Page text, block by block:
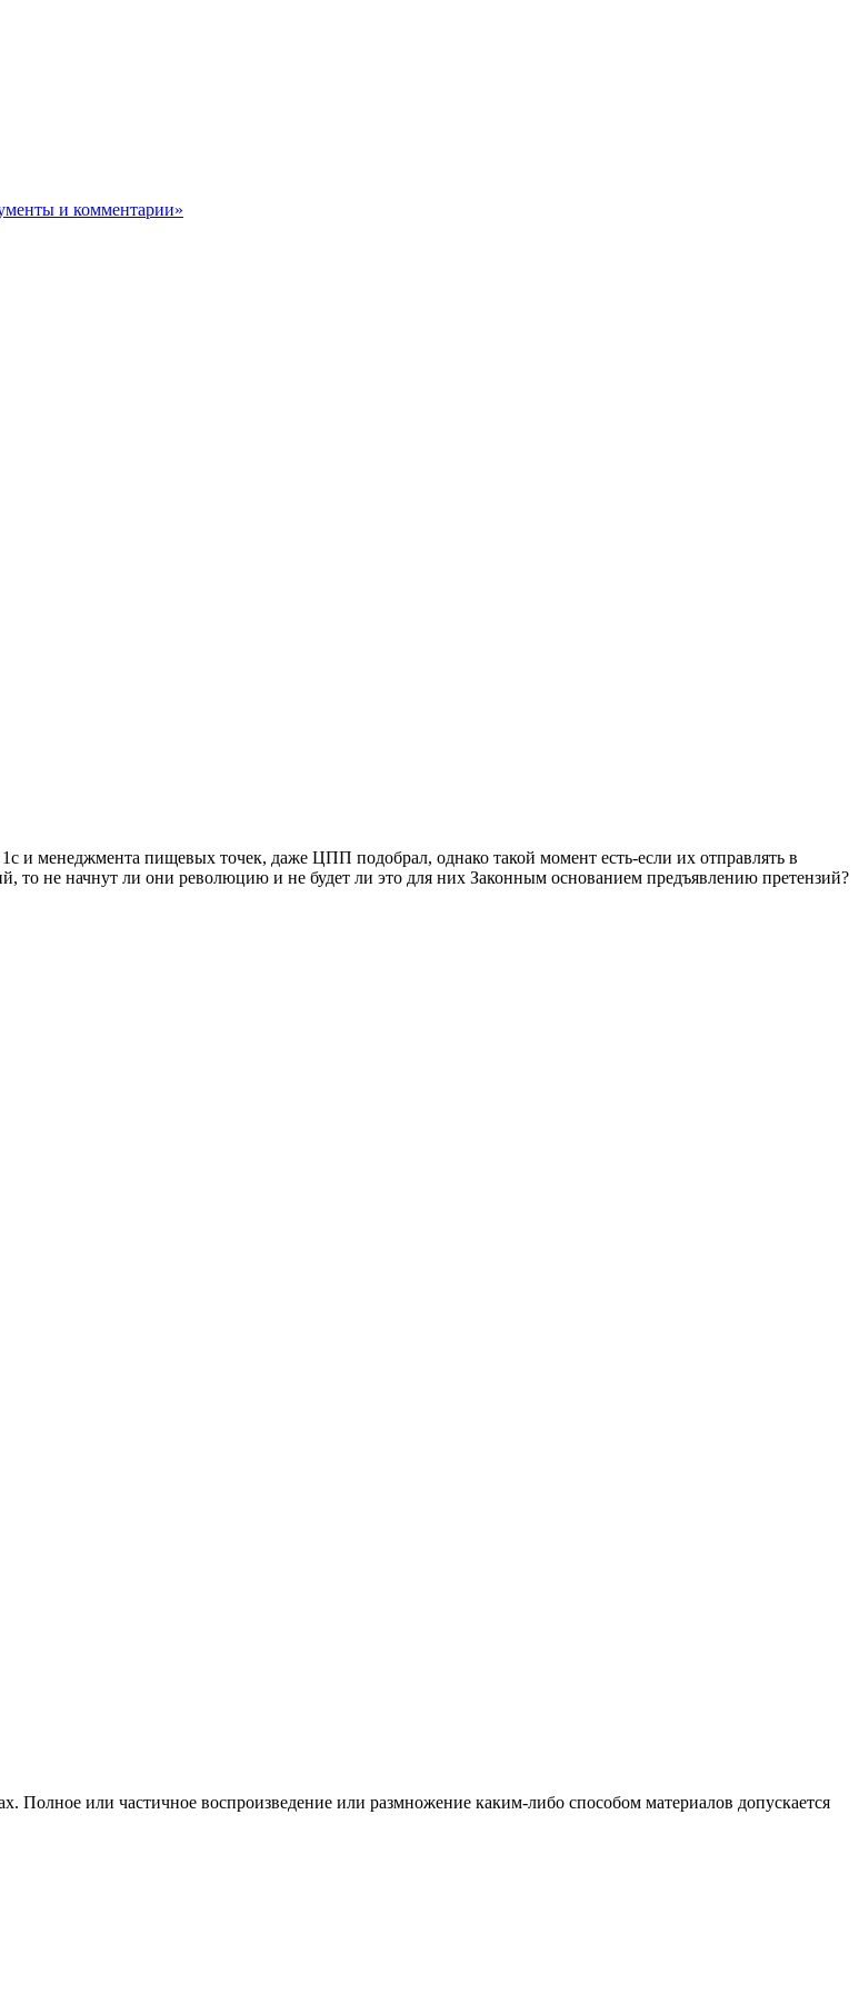
и комментарии»
и менеджмента пищевых точек, даже ЦПП подобрал, однако такой момент есть-если их отправлять в
то не начнут ли они революцию и не будет ли это для них Законным основанием предъявлению претензий?
или частичное воспроизведение или размножение каким-либо способом материалов допускается